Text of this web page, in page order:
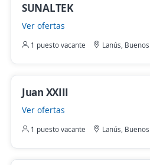
SUNALTEK
Ver ofertas
1 puesto vacante Lanús,
Juan XXIII
Ver ofertas
1 puesto vacante Lanús,